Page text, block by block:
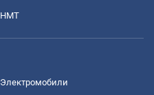
НМТ
Электромобили